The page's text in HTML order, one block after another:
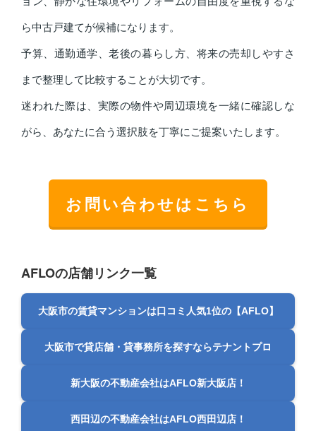
ら中古戸建てが候補になります。
予算、通勤通学、老後の暮らし方、将来の売却しやすさ
まで整理して比較することが大切です。
迷われた際は、実際の物件や周辺環境を一緒に確認しな
がら、あなたに合う選択肢を丁寧にご提案いたします。
お問い合わせはこちら
AFLOの店舗リンク一覧
大阪市の賃貸マンションは口コミ人気1位の【AFLO】
大阪市で貸店舗・貸事務所を探すならテナントプロ
新大阪の不動産会社はAFLO新大阪店！
西田辺の不動産会社はAFLO西田辺店！